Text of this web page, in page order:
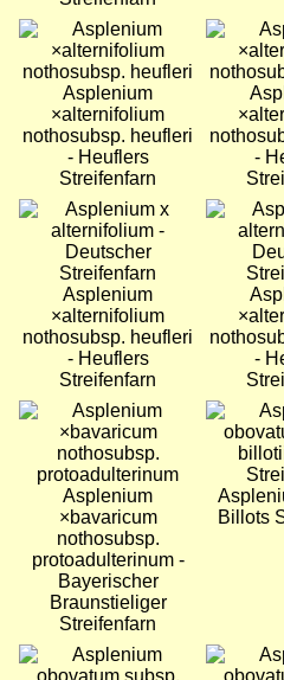
Bild
Asplenium
×alternifolium
nothosubsp. heufleri
- Heuflers
Streifenfarn
Bild
-
Bild
Asplenium
×alternifolium
nothosubsp. heufleri
- Heuflers
Streifenfarn
Bild
-
Bild
Asplenium
×bavaricum
nothosubsp.
protoadulterinum -
Bayerischer
Braunstieliger
Streifenfarn
Bild
Billots
Bild Bild